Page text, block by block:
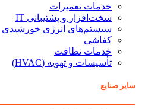
خدمات تعمیرات
سخت‌افزار و پشتیبانی IT
سیستم‌های انرژی خورشیدی
کفاشی
خدمات نظافت
تأسیسات و تهویه (HVAC)
سایر صنایع